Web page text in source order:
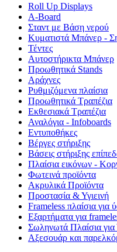
Roll Up Displays
Α-Board
Σταντ με Βάση νερού
Κυματιστά Μπάνερ -
Τέντες
Αυτοστήρικτα Μπάνερ
Προωθητικά Stands
Αράχνες
Ρυθμιζόμενα πλαίσια
Προωθητικά Τραπέζια
Εκθεσιακά Τραπέζια
Αναλόγια - Infoboards
Εντυποθήκες
Βέργες στήριξης
Βάσεις στήριξης
Πλαίσια εικόνων -
Φωτεινά προϊόντα
Ακρυλικά Προϊόντα
Προστασία & Υγιεινή
Frameless πλαίσια για
Εξαρτήματα για
Σωληνωτά Πλαίσια
Αξεσουάρ και